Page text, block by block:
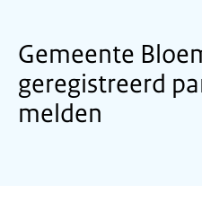
Gemeente
geregistreerd
melden